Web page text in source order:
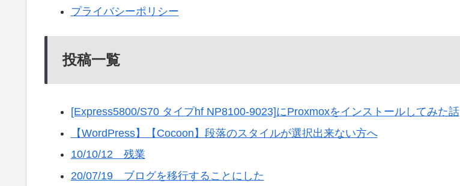
プライバシーポリシー
投稿一覧
[Express5800/S70 タイプhf NP8100-9023]にProxmoxをインストールしてみた話
【WordPress】【Cocoon】段落のスタイルが選択出来ない方へ
10/10/12 残業
20/07/19 ブログを移行することにした